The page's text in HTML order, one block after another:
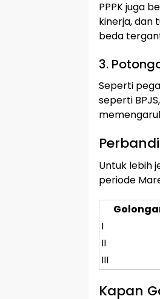
PPPK juga
kinerja, dan
beda
3.
Seperti
seperti
Untuk lebih
periode
I
II
III
Kapan